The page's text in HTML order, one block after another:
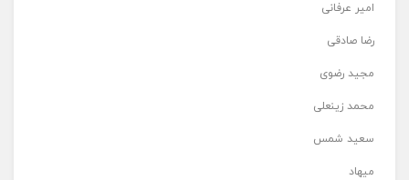
امیر عرفانی
رضا صادقی
مجید رضوی
محمد زینعلی
سعید شمس
میهاد